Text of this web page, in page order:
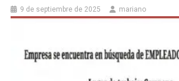
9 de septiembre de 2025 mariano